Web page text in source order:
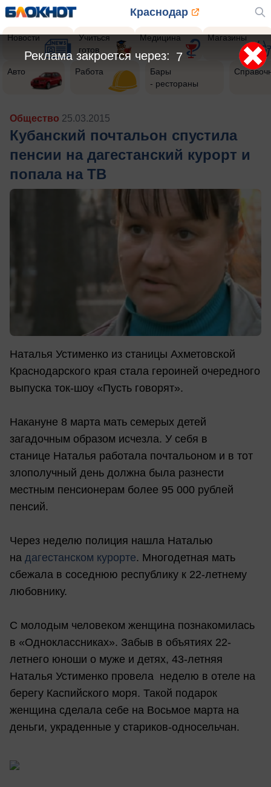
Краснодар
Новости
Учиться
готов
Медицина Магазины
Авто Работа
Бары
- рестораны
Общество 25.03.2015
Кубанский почтальон спустила
пенсии на дагестанский курорт и
попала на ТВ
Наталья Устименко из станицы Ахметовской
Краснодарского края стала героиней очередного
выпуска ток-шоу «Пусть говорят».
Накануне 8 марта мать семерых детей
загадочным образом исчезла. У себя в
станице Наталья работала почтальоном и в тот
злополучный день должна была разнести
местным пенсионерам более 95 000 рублей
пенсий.
Через неделю полиция нашла Наталью
на дагестанском курорте. Многодетная мать
сбежала в соседнюю республику к 22-летнему
любовнику.
С молодым человеком женщина познакомилась
в «Одноклассниках». Забыв в объятиях 22-
летнего юноши о муже и детях, 43-летняя
Наталья Устименко провела неделю в отеле на
берегу Каспийского моря. Такой подарок
женщина сделала себе на Восьмое марта на
деньги, украденные у стариков-односельчан.
5
Реклама закроется через: